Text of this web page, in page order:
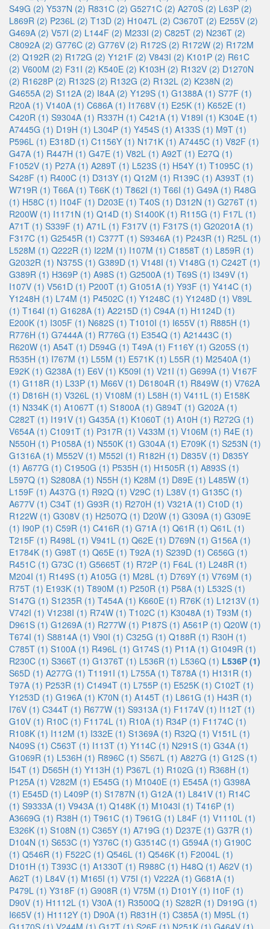
S49G (2) Y537N (2) R831C (2) G5271C (2) A270S (2) L63P (2)
L869R (2) P236L (2) T13D (2) H1047L (2) C3670T (2) E255V (2)
G469A (2) V57I (2) L144F (2) M233I (2) C825T (2) N236T (2)
C8092A (2) G776C (2) G776V (2) R172S (2) R172W (2) R172M
(2) Q192R (2) R172G (2) Y121F (2) V843I (2) K101P (2) R61C
(2) V600M (2) F31I (2) K540E (2) K103H (2) R132V (2) D1270N
(2) R1628P (2) R132S (2) R132G (2) R132L (2) K238N (2)
G4655A (2) S112A (2) I84A (2) Y129S (1) G1388A (1) S77F (1)
R20A (1) V140A (1) C686A (1) I1768V (1) E25K (1) K652E (1)
C420R (1) S9304A (1) R337H (1) C421A (1) V189I (1) K304E (1)
A7445G (1) D19H (1) L304P (1) Y454S (1) A133S (1) M9T (1)
P596L (1) E318D (1) C1156Y (1) N171K (1) A7445C (1) V82F (1)
G47A (1) R447H (1) G47E (1) V82L (1) A92T (1) E27Q (1)
F1052V (1) P27A (1) A289T (1) L523S (1) H54Y (1) T1095C (1)
S428F (1) R400C (1) D313Y (1) Q12M (1) R139C (1) A393T (1)
W719R (1) T66A (1) T66K (1) T862I (1) T66I (1) G49A (1) R48G
(1) H58C (1) I104F (1) D203E (1) T40S (1) D312N (1) G276T (1)
R200W (1) I1171N (1) Q14D (1) S1400K (1) R115G (1) F17L (1)
A71T (1) S339F (1) A71L (1) F317V (1) F317S (1) G20201A (1)
F317C (1) G2545R (1) C377T (1) S9346A (1) P243R (1) R25L (1)
L528M (1) Q222R (1) I22M (1) I107M (1) C1858T (1) L859R (1)
G2032R (1) N375S (1) G389D (1) V148I (1) V148G (1) C242T (1)
G389R (1) H369P (1) A98S (1) G2500A (1) T69S (1) I349V (1)
I107V (1) V561D (1) P200T (1) G1051A (1) Y93F (1) Y414C (1)
Y1248H (1) L74M (1) P4502C (1) Y1248C (1) Y1248D (1) V89L
(1) T164I (1) G1628A (1) A2215D (1) C94A (1) H1124D (1)
E200K (1) I305F (1) N682S (1) T1010I (1) I655V (1) R885H (1)
R776H (1) G7444A (1) R776G (1) E354Q (1) A21443C (1)
R620W (1) A54T (1) D594G (1) T49A (1) F116Y (1) G205S (1)
R535H (1) I767M (1) L55M (1) E571K (1) L55R (1) M2540A (1)
E92K (1) G238A (1) E6V (1) K509I (1) V21I (1) G699A (1) V167F
(1) G118R (1) L33P (1) M66V (1) D61804R (1) R849W (1) V762A
(1) D816H (1) V326L (1) V108M (1) L58H (1) V411L (1) E158K
(1) N334K (1) A1067T (1) S1800A (1) G894T (1) G202A (1)
C282T (1) I191V (1) G435A (1) K1060T (1) A10H (1) R272G (1)
V654A (1) C1091T (1) P317R (1) V433M (1) V106M (1) R4E (1)
N550H (1) P1058A (1) N550K (1) G304A (1) E709K (1) S253N (1)
G1316A (1) M552V (1) M552I (1) R182H (1) D835V (1) D835Y
(1) A677G (1) C1950G (1) P535H (1) H1505R (1) A893S (1)
L597Q (1) S2808A (1) N55H (1) K28M (1) D89E (1) L485W (1)
L159F (1) A437G (1) R92Q (1) V29C (1) L38V (1) G135C (1)
A677V (1) C34T (1) G93R (1) R270H (1) V321A (1) C10D (1)
R122W (1) G308V (1) H2507Q (1) D20W (1) G309A (1) G309E
(1) I90P (1) C59R (1) C416R (1) G71A (1) Q61R (1) Q61L (1)
T215F (1) R498L (1) V941L (1) Q62E (1) D769N (1) G156A (1)
E1784K (1) G98T (1) Q65E (1) T92A (1) S239D (1) C656G (1)
R451C (1) G73C (1) G5665T (1) R72P (1) F64L (1) L248R (1)
M204I (1) R149S (1) A105G (1) M28L (1) D769Y (1) V769M (1)
R75T (1) E193K (1) T890M (1) P250R (1) P58A (1) L532S (1)
S147G (1) S1235R (1) T454A (1) K660E (1) R76K (1) L1213V (1)
V742I (1) V1238I (1) R74W (1) T102C (1) K3048A (1) T93M (1)
D961S (1) G1269A (1) R277W (1) P187S (1) A561P (1) Q20W (1)
T674I (1) S8814A (1) V90I (1) C325G (1) Q188R (1) R30H (1)
C785T (1) S100A (1) R496L (1) G174S (1) P11A (1) G1049R (1)
R230C (1) S366T (1) G1376T (1) L536R (1) L536Q (1) L536P (1)
S65D (1) A277G (1) T1191I (1) L755A (1) T878A (1) H131R (1)
T97A (1) P253R (1) C1494T (1) L755P (1) E525K (1) C102T (1)
Y1253D (1) G196A (1) K70N (1) A145T (1) L861G (1) H43R (1)
I76V (1) C344T (1) R677W (1) S9313A (1) F1174V (1) I112T (1)
G10V (1) R10C (1) F1174L (1) R10A (1) R34P (1) F1174C (1)
R108K (1) I112M (1) I332E (1) S1369A (1) R32Q (1) V151L (1)
N409S (1) C563T (1) I113T (1) Y114C (1) N291S (1) G34A (1)
G1069R (1) L536H (1) R896C (1) S567L (1) A827G (1) G12S (1)
I54T (1) D565H (1) Y113H (1) P367L (1) R102G (1) R368H (1)
P125A (1) V282M (1) E545G (1) M1040E (1) E545A (1) G398A
(1) E545D (1) L409P (1) S1787N (1) G12A (1) L841V (1) R14C
(1) S9333A (1) V943A (1) Q148K (1) M1043I (1) T416P (1)
A3669G (1) R38H (1) T961C (1) T961G (1) L84F (1) V1110L (1)
E326K (1) S108N (1) C365Y (1) A719G (1) D237E (1) G37R (1)
D104N (1) S653C (1) Y376C (1) G3514C (1) G594A (1) G190C
(1) Q546R (1) F522C (1) Q546L (1) Q546K (1) F2004L (1)
D101H (1) T393C (1) A1330T (1) R988C (1) H48Q (1) A62V (1)
A62T (1) L84V (1) M165I (1) V75I (1) V222A (1) G681A (1)
P479L (1) Y318F (1) G908R (1) V75M (1) D101Y (1) I10F (1)
D90V (1) H1112L (1) V30A (1) R3500Q (1) S282R (1) D919G (1)
I665V (1) H1112Y (1) D90A (1) R831H (1) C385A (1) M95L (1)
G1170S (1) V244M (1) G17T (1) S26E (1) N251K (1) G464V (1)